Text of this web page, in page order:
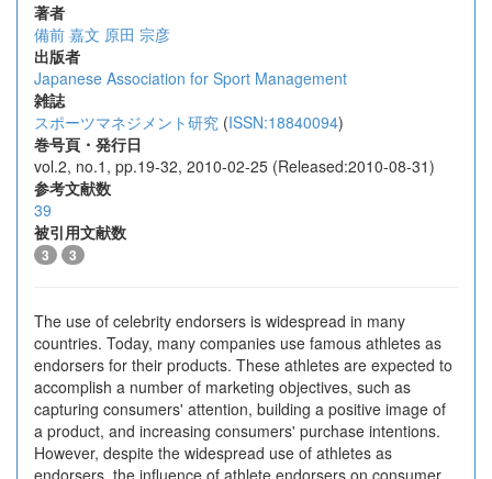
著者
備前 嘉文 原田 宗彦
出版者
Japanese Association for Sport Management
雑誌
スポーツマネジメント研究 (ISSN:18840094)
巻号頁・発行日
vol.2, no.1, pp.19-32, 2010-02-25 (Released:2010-08-31)
参考文献数
39
被引用文献数
3 3
The use of celebrity endorsers is widespread in many
countries. Today, many companies use famous athletes as
endorsers for their products. These athletes are expected to
accomplish a number of marketing objectives, such as
capturing consumers' attention, building a positive image of
a product, and increasing consumers' purchase intentions.
However, despite the widespread use of athletes as
endorsers, the influence of athlete endorsers on consumer